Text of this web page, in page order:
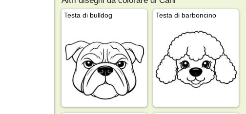
Testa di bulldog Testa di barboncino